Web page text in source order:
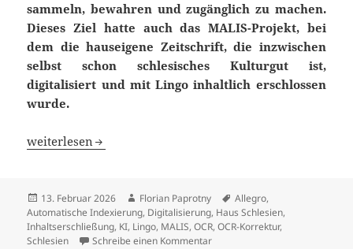
sammeln, bewahren und zugänglich zu machen.
Dieses Ziel hatte auch das MALIS-Projekt, bei
dem die hauseigene Zeitschrift, die inzwischen
selbst schon schlesisches Kulturgut ist,
digitalisiert und mit Lingo inhaltlich erschlossen
wurde.
Über 40 Jahre Vereins- und Zeitgeschichte:
weiterlesen
Veröffentlicht
am
13. Februar 2026 Autor
Florian Paprotny Schlagwörter
Allegro,
Automatische Indexierung, Digitalisierung, Haus Schlesien,
Inhaltserschließung, KI, Lingo, MALIS,OCR,OCR-Korrektur,
Schlesien
Schreibe einen Kommentarzu Über 40 Jahre Vereins- und